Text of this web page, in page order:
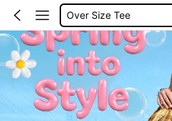
Over Size Tee
泳衣
Frenchy
Plus Size Women Tshirt